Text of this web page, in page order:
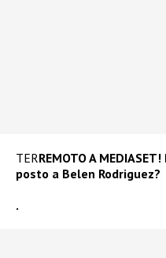
TERREMOTO A
posto a Belen Rodriguez?
.